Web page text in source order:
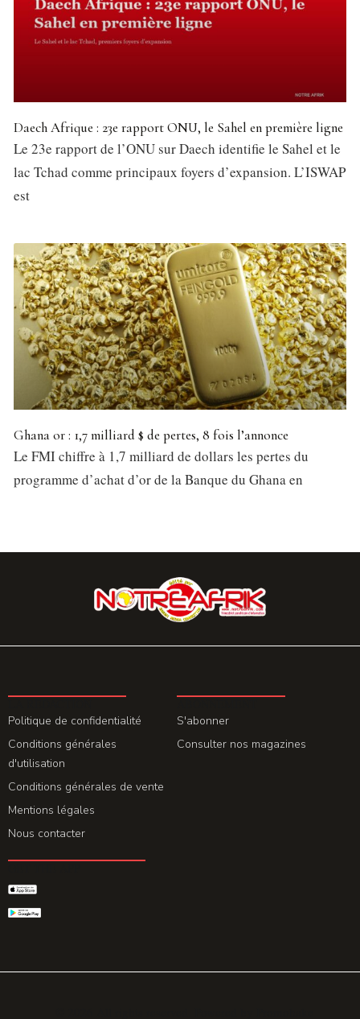
Daech Afrique : 23e rapport ONU, le Sahel en première ligne
Le 23e rapport de l’ONU sur Daech identifie le Sahel et le
lac Tchad comme principaux foyers d’expansion. L’ISWAP
est
Ghana or : 1,7 milliard $ de pertes, 8 fois l’annonce
Le FMI chiffre à 1,7 milliard de dollars les pertes du
programme d’achat d’or de la Banque du Ghana en
Politique de confidentialité
Conditions générales
d'utilisation
Conditions générales de vente
Mentions légales
Nous contacter
S'abonner
Consulter nos magazines